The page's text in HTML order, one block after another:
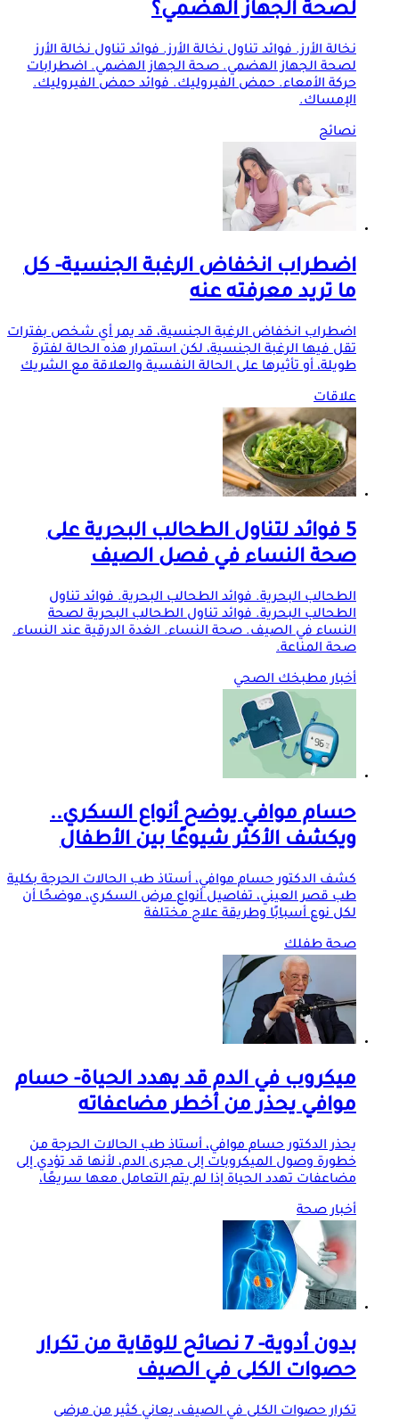
لصحة الجهاز الهضمي؟
نخالة الأرز. فوائد تناول نخالة الأرز. فوائد تناول نخالة الأرز
لصحة الجهاز الهضمي. صحة الجهاز الهضمي. اضطرابات
حركة الأمعاء. حمض الفيروليك. فوائد حمض الفيروليك.
الإمساك.
نصائح
اضطراب انخفاض الرغبة الجنسية- كل
ما تريد معرفته عنه
اضطراب انخفاض الرغبة الجنسية، قد يمر أي شخص بفترات
تقل فيها الرغبة الجنسية، لكن استمرار هذه الحالة لفترة
طويلة، أو تأثيرها على الحالة النفسية والعلاقة مع الشريك
علاقات
5 فوائد لتناول الطحالب البحرية على
صحة النساء في فصل الصيف
الطحالب البحرية. فوائد الطحالب البحرية. فوائد تناول
الطحالب البحرية. فوائد تناول الطحالب البحرية لصحة
النساء في الصيف. صحة النساء. الغدة الدرقية عند النساء.
صحة المناعة.
أخبار مطبخك الصحي
حسام موافي يوضح أنواع السكري..
ويكشف الأكثر شيوعًا بين الأطفال
كشف الدكتور حسام موافي، أستاذ طب الحالات الحرجة بكلية
طب قصر العيني، تفاصيل أنواع مرض السكري، موضحًا أن
لكل نوع أسبابًا وطريقة علاج مختلفة
صحة طفلك
ميكروب في الدم قد يهدد الحياة- حسام
موافي يحذر من أخطر مضاعفاته
يحذر الدكتور حسام موافي، أستاذ طب الحالات الحرجة من
خطورة وصول الميكروبات إلى مجرى الدم، لأنها قد تؤدي إلى
مضاعفات تهدد الحياة إذا لم يتم التعامل معها سريعًا،
أخبار صحة
بدون أدوية- 7 نصائح للوقاية من تكرار
حصوات الكلى في الصيف
تكرار حصوات الكلى في الصيف، يعاني كثير من مرضى